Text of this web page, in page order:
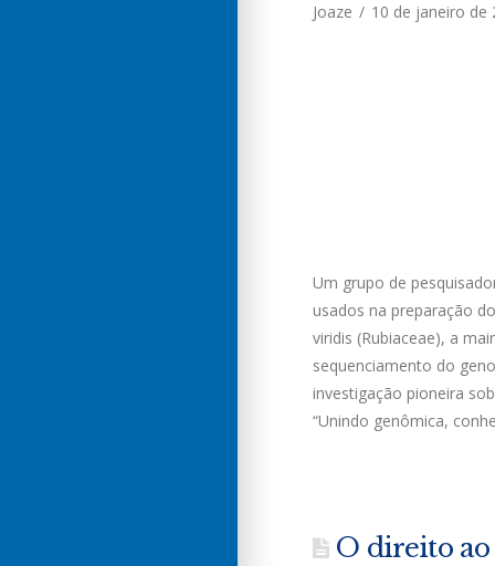
Joaze 10 de janeiro de
Um grupo de
usados na preparação
viridis (Rubiaceae), a
sequenciamento do
investigação pioneira
“Unindo genômica,
O direito ao